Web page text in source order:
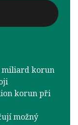
miliard korun
korun při
možný